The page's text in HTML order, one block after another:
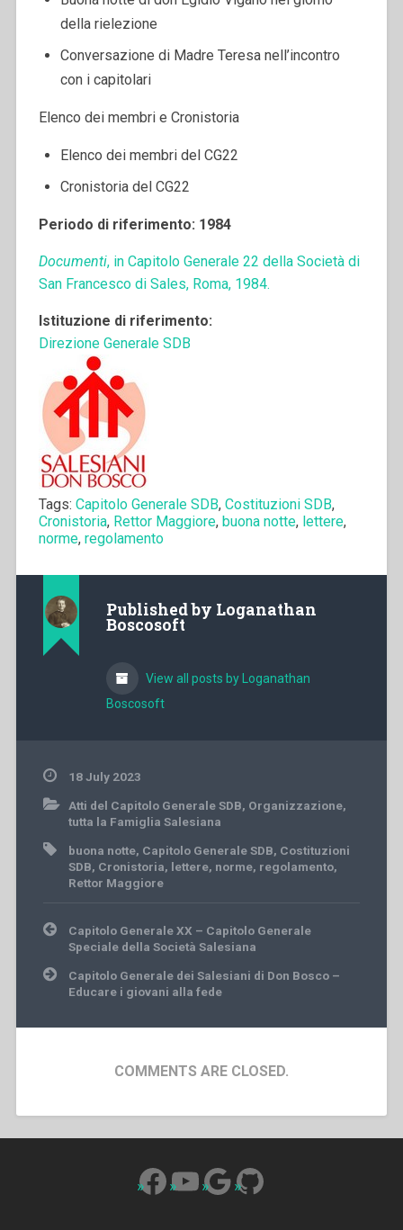
della rielezione
Conversazione di Madre Teresa nell’incontro
con i capitolari
Elenco dei membri e Cronistoria
Elenco dei membri del CG22
Cronistoria del CG22
Periodo di riferimento: 1984
Documenti, in Capitolo Generale 22 della Società di
San Francesco di Sales, Roma, 1984.
Istituzione di riferimento:
Direzione Generale SDB
Tags: Capitolo Generale SDB, Costituzioni SDB,
Cronistoria, Rettor Maggiore, buona notte, lettere,
norme, regolamento
Published by Loganathan
Boscosoft
View all posts by Loganathan
Boscosoft
18 July 2023
Atti del Capitolo Generale SDB, Organizzazione,
tutta la Famiglia Salesiana
buona notte, Capitolo Generale SDB, Costituzioni
SDB, Cronistoria, lettere, norme, regolamento,
Rettor Maggiore
Post
navigation
Capitolo Generale XX – Capitolo Generale
Speciale della Società Salesiana
Capitolo Generale dei Salesiani di Don Bosco –
Educare i giovani alla fede
COMMENTS ARE CLOSED.
Facebook
YouTube
Google
GitHub